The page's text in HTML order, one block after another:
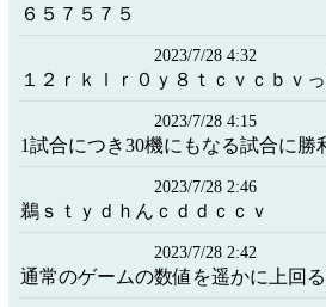
６５７５７５
2023/7/28 4:32
１２ｒｋｌｒ０ｙ８ｔｃｖｃｂｖ
2023/7/28 4:15
1試合につき30機にもなる試合に勝
2023/7/28 2:46
鵜ｓｔｙｄｈんｃｄｄｃｃｖ
2023/7/28 2:42
通常のゲームの数値を遥かに上回